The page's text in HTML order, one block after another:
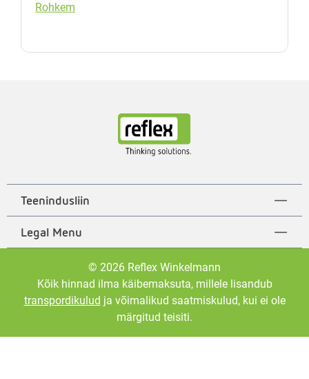
Rohkem
Teenindusliin
Legal Menu
© 2026 Reflex Winkelmann
Kõik hinnad ilma käibemaksuta, millele lisandub
transpordikulud ja võimalikud saatmiskulud, kui ei ole
märgitud teisiti.